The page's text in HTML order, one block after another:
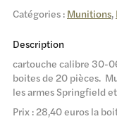
Catégories : Munitions,
Description
cartouche calibre 30-
boites de 20 pièces.
les armes Springfield
Prix : 28,40 euros la